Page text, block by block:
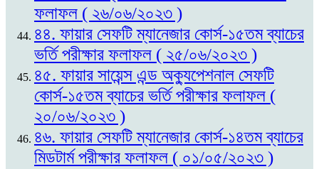
ফলাফল ( ২৬/০৬/২০২৩ )
৪৪. ফায়ার সেফটি ম্যানেজার কোর্স-১৫তম ব্যাচের
ভর্তি পরীক্ষার ফলাফল ( ২৫/০৬/২০২৩ )
৪৫. ফায়ার সায়েন্স এন্ড অক্যুপেশনাল সেফটি
কোর্স-১৫তম ব্যাচের ভর্তি পরীক্ষার ফলাফল (
২০/০৬/২০২৩ )
৪৬. ফায়ার সেফটি ম্যানেজার কোর্স-১৪তম ব্যাচের
মিডটার্ম পরীক্ষার ফলাফল ( ০১/০৫/২০২৩ )